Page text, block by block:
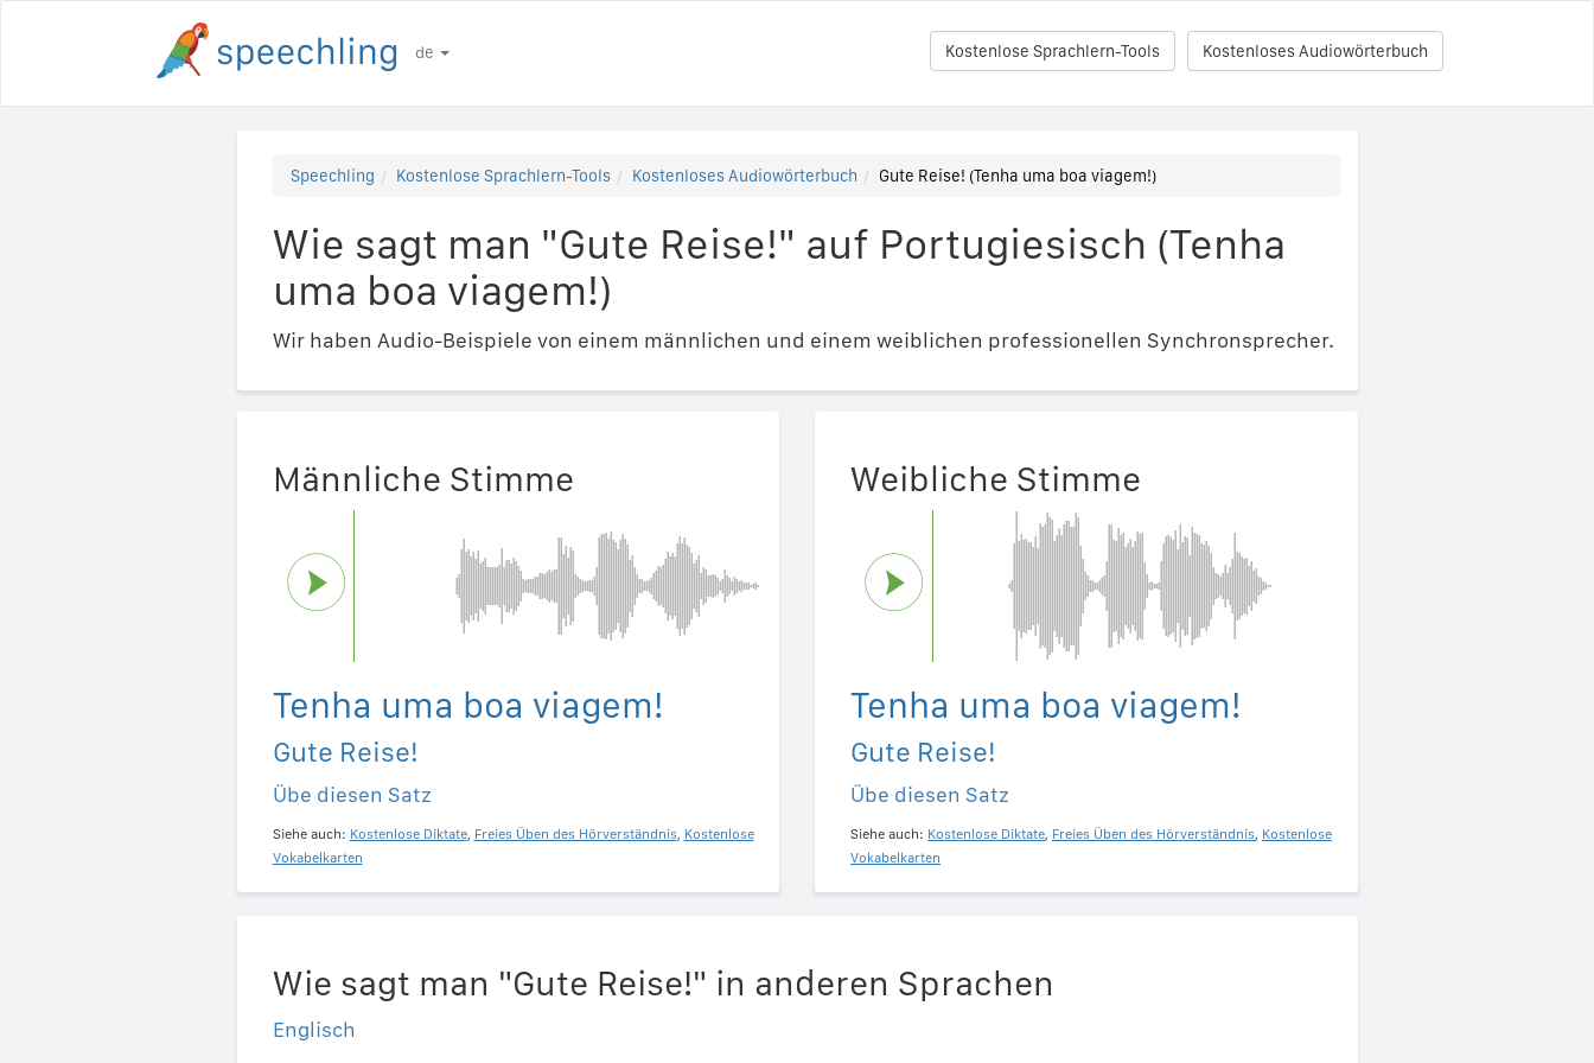
de Kostenloses Audiowörterbuch
Kostenlose Sprachlern-Tools
Speechling Kostenlose Sprachlern-Tools Kostenloses Audiowörterbuch Gute Reise! (Tenha uma boa viagem!)
Wie sagt man "Gute Reise!" auf Portugiesisch (Tenha
uma boa viagem!)
Wir haben Audio-Beispiele von einem männlichen und einem weiblichen professionellen Synchronsprecher.
Männliche Stimme
Tenha uma boa viagem!
Gute Reise!
Übe diesen Satz
Siehe auch: Kostenlose Diktate, Freies Üben des Hörverständnis, Kostenlose
Vokabelkarten
Weibliche Stimme
Tenha uma boa viagem!
Gute Reise!
Übe diesen Satz
Siehe auch: Kostenlose Diktate, Freies Üben des Hörverständnis, Kostenlose
Vokabelkarten
Wie sagt man "Gute Reise!" in anderen Sprachen
Englisch